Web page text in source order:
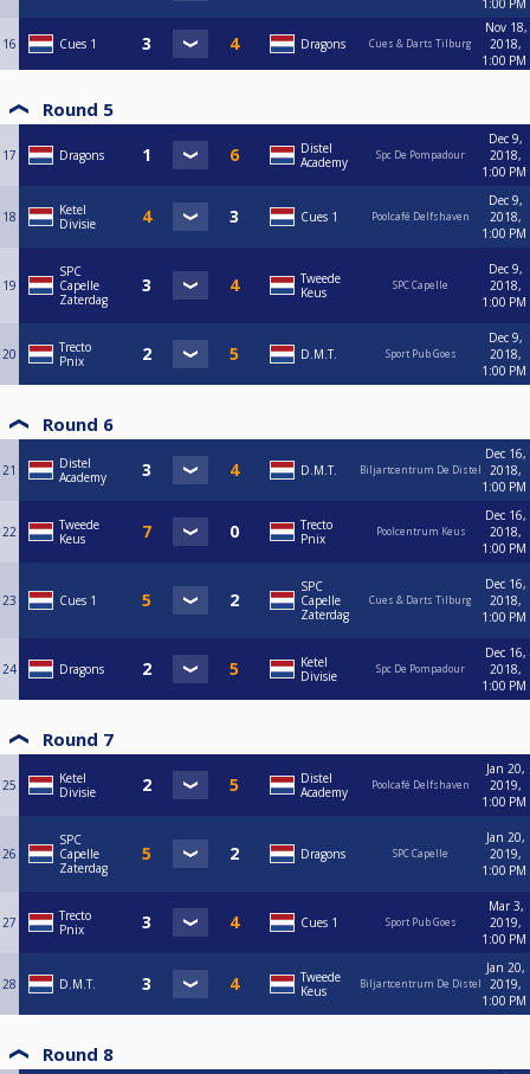
1:00 PM
16 Cues 1 Dragons Cues & Darts Tilburg
Nov 18,
2018,
1:00 PM
Round 5
17 Dragons
Distel
Academy
Spc De Pompadour
Dec 9,
2018,
1:00 PM
18
Ketel
Divisie
Cues 1 Poolcafé Delfshaven
Dec 9,
2018,
1:00 PM
19
SPC
Capelle
Zaterdag
Tweede
Keus
SPC Capelle
Dec 9,
2018,
1:00 PM
20
Trecto
Pnix
D.M.T. Sport Pub Goes
Dec 9,
2018,
1:00 PM
Round 6
21
Distel
Academy
D.M.T. Biljartcentrum De Distel
Dec 16,
2018,
1:00 PM
22
Tweede
Keus
Trecto
Pnix
Poolcentrum Keus
Dec 16,
2018,
1:00 PM
23 Cues 1
SPC
Capelle
Zaterdag
Cues & Darts Tilburg
Dec 16,
2018,
1:00 PM
24 Dragons
Ketel
Divisie
Spc De Pompadour
Dec 16,
2018,
1:00 PM
Round 7
25
Ketel
Divisie
Distel
Academy
Poolcafé Delfshaven
Jan 20,
2019,
1:00 PM
26
SPC
Capelle
Zaterdag
Dragons SPC Capelle
Jan 20,
2019,
1:00 PM
27
Trecto
Pnix
Cues 1 Sport Pub Goes
Mar 3,
2019,
1:00 PM
28 D.M.T.
Tweede
Keus
Biljartcentrum De Distel
Jan 20,
2019,
1:00 PM
Round 8